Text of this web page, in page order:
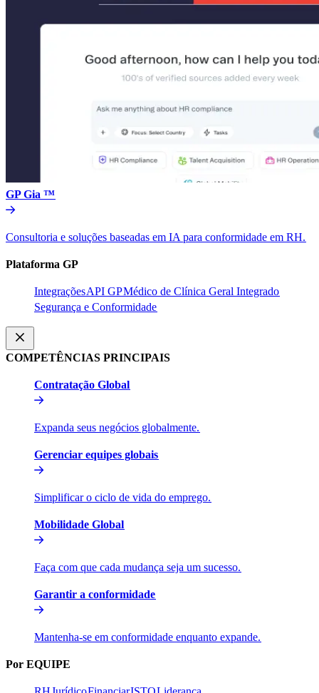
GP Gia ™​​
Consultoria e soluções baseadas em IA para conformidade em RH.​​
Plataforma GP​​
Integrações​​API GP​​Médico de Clínica Geral Integrado​​
Segurança e Conformidade​​
COMPETÊNCIAS PRINCIPAIS​​
Contratação Global​​
Expanda seus negócios globalmente.​​
Gerenciar equipes globais​​
Simplificar o ciclo de vida do emprego.​​
Mobilidade Global​​
Faça com que cada mudança seja um sucesso.​​
Garantir a conformidade​​
Mantenha-se em conformidade enquanto expande.​​
Por EQUIPE​​